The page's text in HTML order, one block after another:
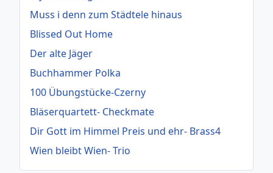
Muss i denn zum Städtele hinaus
Blissed Out Home
Der alte Jäger
Buchhammer Polka
100 Übungstücke-Czerny
Bläserquartett- Checkmate
Dir Gott im Himmel Preis und ehr- Brass4
Wien bleibt Wien- Trio